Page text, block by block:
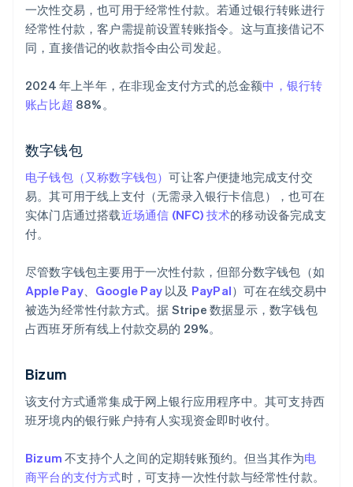
一次性交易，也可用于经常性付款。若通过银行转账进行
经常性付款，客户需提前设置转账指令。这与直接借记不
同，直接借记的收款指令由公司发起。
2024 年上半年，在非现金支付方式的总金额中，银行转
账占比超 88%。
数字钱包
电子钱包（又称数字钱包）可让客户便捷地完成支付交
易。其可用于线上支付（无需录入银行卡信息），也可在
实体门店通过搭载近场通信 (NFC) 技术的移动设备完成支
付。
尽管数字钱包主要用于一次性付款，但部分数字钱包（如
Apple Pay、 Google Pay 以及 PayPal）可在在线交易中
被选为经常性付款方式。据 Stripe 数据显示，数字钱包
占西班牙所有线上付款交易的 29%。
Bizum
该支付方式通常集成于网上银行应用程序中。其可支持西
班牙境内的银行账户持有人实现资金即时收付。
Bizum 不支持个人之间的定期转账预约。但当其作为电
商平台的支付方式时，可支持一次性付款与经常性付款。